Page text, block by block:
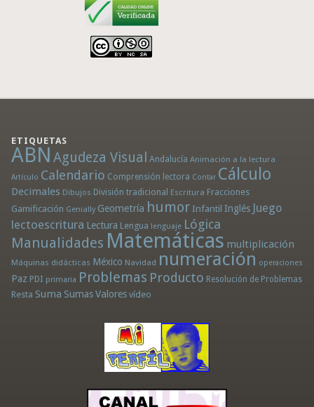
ETIQUETAS
ABN Agudeza Visual Andalucía Animación a la lectura
Artículo Calendario Comprensión lectora Contar Cálculo
Decimales Dibujos División tradicional Escritura Fracciones
Gamificación Genially Geometría humor Infantil Inglés Juego
lectoescritura Lectura Lengua lenguaje Lógica
Manualidades Matemáticas multiplicación
Máquinas didácticas México Navidad numeración operaciones
Paz PDI primaria Problemas Producto Resolución de Problemas
Resta Suma Sumas Valores vídeo